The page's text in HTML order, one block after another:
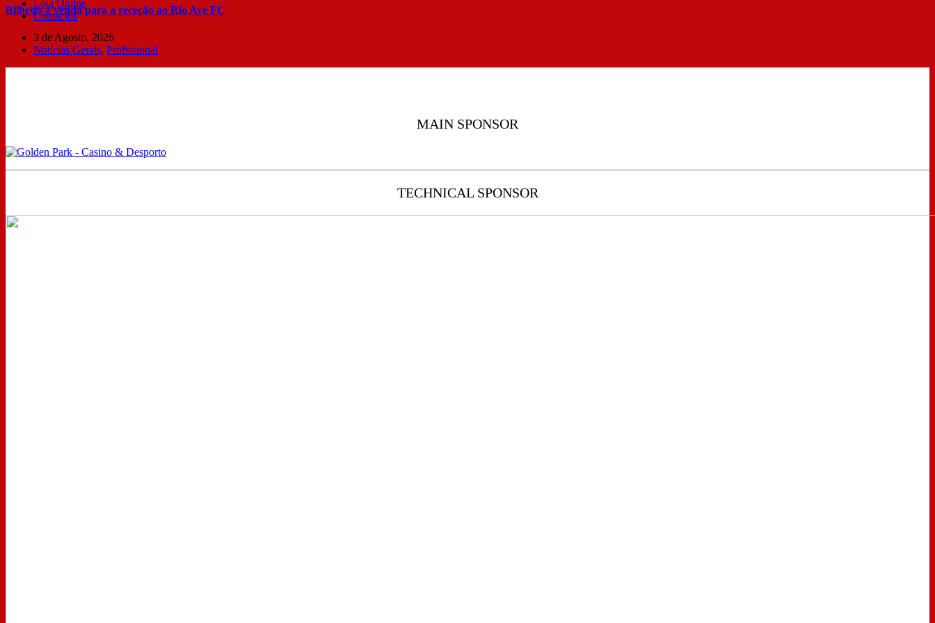
Loja Online
Contactos
Bilhetes à venda para a receção ao Rio Ave FC
3 de Agosto, 2026
Notícias Gerais, Profissional
MAIN SPONSOR
TECHNICAL SPONSOR